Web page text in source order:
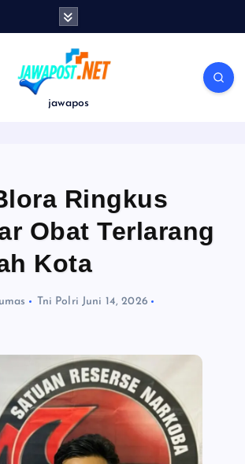
jawapos
Ringkus
Obat Terlarang
Kota
Tni Polri Juni 14, 2026